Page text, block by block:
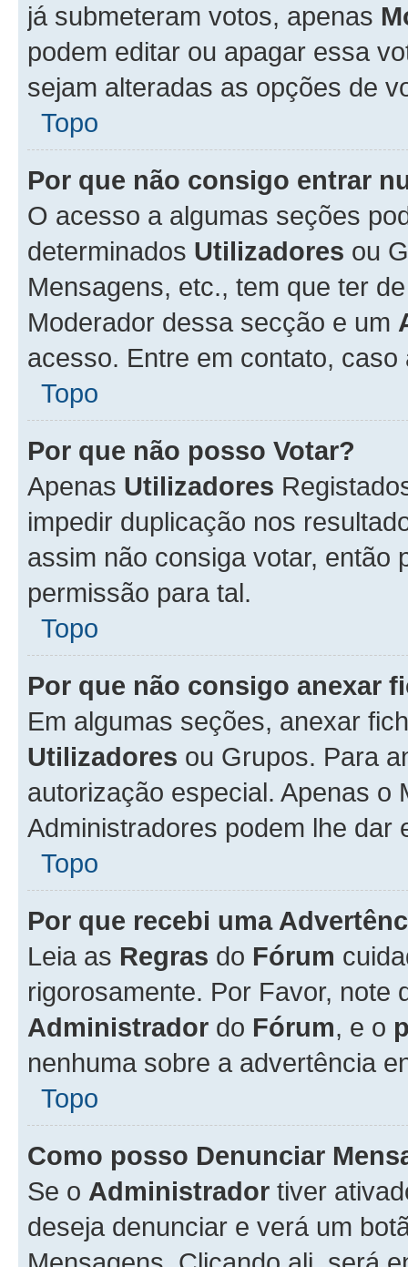
já submeteram votos, apenas
podem editar ou apagar essa
sejam alteradas as opções de
Topo
Por que não consigo entrar
O acesso a algumas seções
determinados Utilizadores ou
Mensagens, etc., tem que ter
Moderador dessa secção e um
acesso. Entre em contato,
Topo
Por que não posso Votar?
Apenas Utilizadores
impedir duplicação nos
assim não consiga votar, então
permissão para tal.
Topo
Por que não consigo anexar
Em algumas seções, anexar
Utilizadores ou Grupos. Para
autorização especial. Apenas o
Administradores podem lhe
Topo
Por que recebi uma
Leia as Regras do Fórum
rigorosamente. Por Favor, note
Administrador do Fórum, e o
nenhuma sobre a advertência
Topo
Como posso Denunciar
Se o Administrador tiver
deseja denunciar e verá um